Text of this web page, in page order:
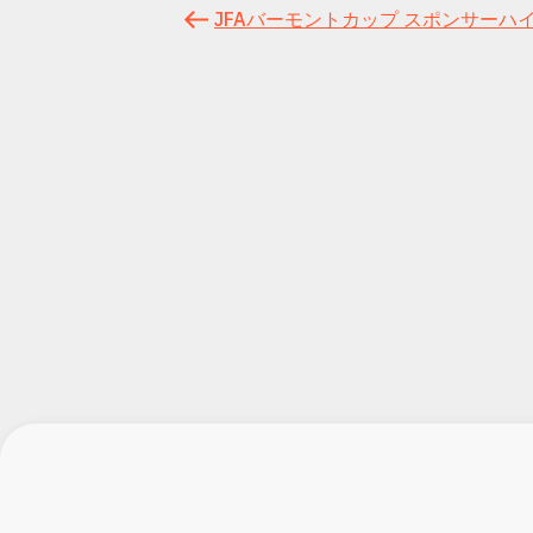
JFAバーモントカップ スポンサーハ